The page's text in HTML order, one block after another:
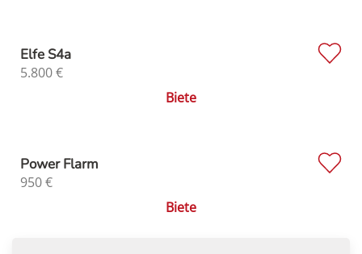
Elfe S4a
5.800€
Biete
Power Flarm
950€
Biete